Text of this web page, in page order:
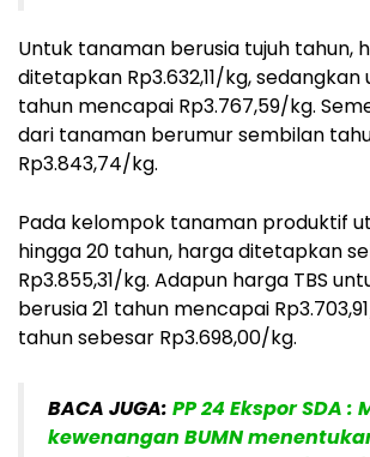
Untuk tanaman berusia tujuh tahun,
ditetapkan Rp3.632,11/kg, sedangkan
tahun mencapai Rp3.767,59/kg.
dari tanaman berumur sembilan
Rp3.843,74/kg.
Pada kelompok tanaman produktif
hingga 20 tahun, harga ditetapkan
Rp3.855,31/kg. Adapun harga TBS
berusia 21 tahun mencapai
tahun sebesar Rp3.698,00/kg.
BACA JUGA: PP 24 Ekspor SDA :
kewenangan BUMN